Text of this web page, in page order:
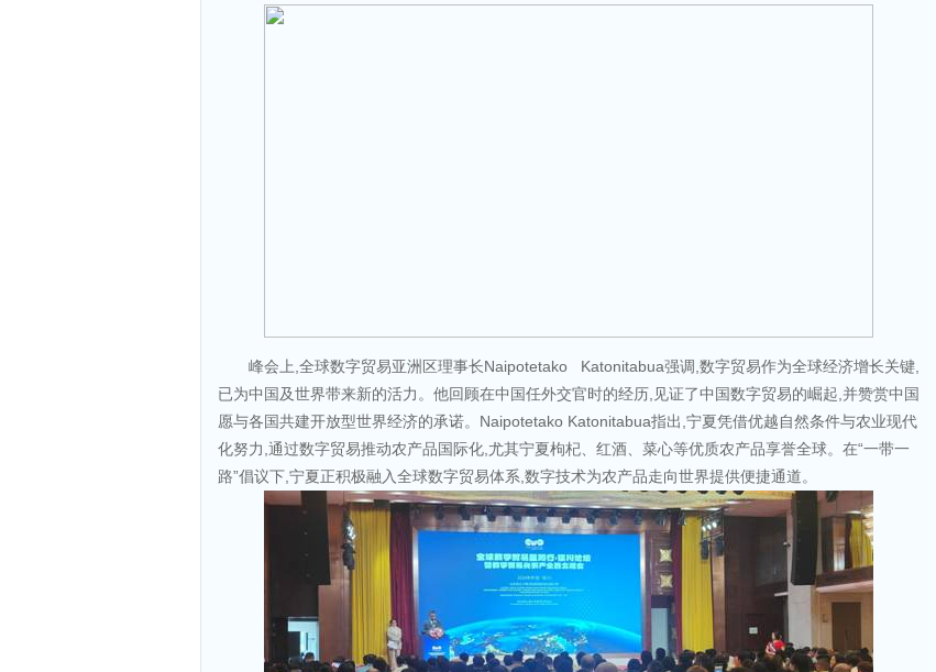
峰会上,全球数字贸易亚洲区理事长Naipotetako Katonitabua强调,数字贸易作为全球经济增长关键,
已为中国及世界带来新的活力。他回顾在中国任外交官时的经历,见证了中国数字贸易的崛起,并赞赏中国
愿与各国共建开放型世界经济的承诺。Naipotetako Katonitabua指出,宁夏凭借优越自然条件与农业现代
化努力,通过数字贸易推动农产品国际化,尤其宁夏枸杞、红酒、菜心等优质农产品享誉全球。在“一带一
路”倡议下,宁夏正积极融入全球数字贸易体系,数字技术为农产品走向世界提供便捷通道。